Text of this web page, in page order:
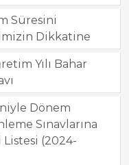
Süresini
Dikkatine
Yılı Bahar
Dönem
Sınavlarına
(2024-